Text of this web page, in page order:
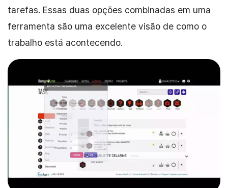
tarefas. Essas duas opções combinadas em uma
ferramenta são uma excelente visão de como o
trabalho está acontecendo.